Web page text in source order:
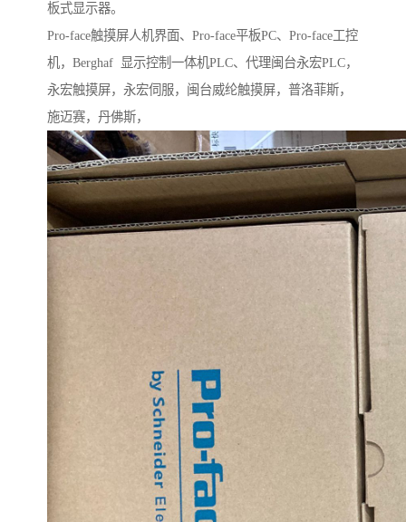
板式显示器。
Pro-face触摸屏人机界面、Pro-face平板PC、Pro-face工控
机，Berghaf 显示控制一体机PLC、代理闽台永宏PLC，
永宏触摸屏，永宏伺服，闽台威纶触摸屏，普洛菲斯，
施迈赛，丹佛斯，